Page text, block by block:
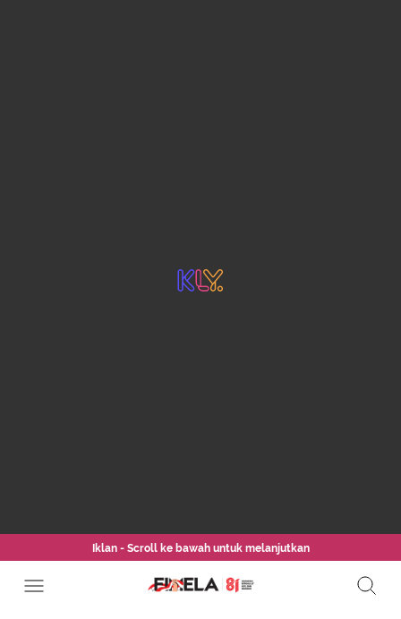
Iklan - Scroll ke bawah untuk melanjutkan